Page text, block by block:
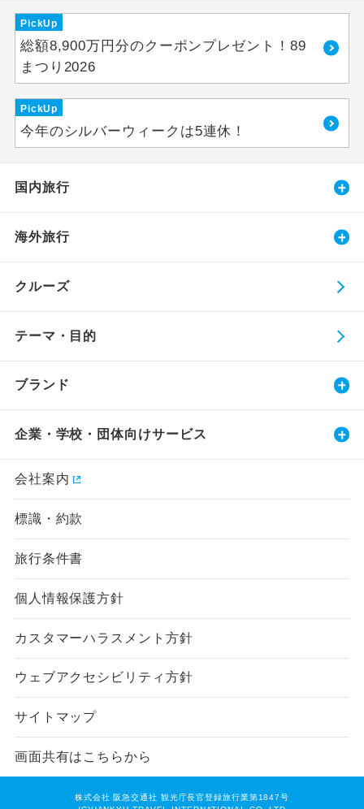
PickUp
総額8,900万円分のクーポンプレゼント！89
まつり2026
PickUp
今年のシルバーウィークは5連休！
国内旅行
海外旅行
クルーズ
テーマ・目的
ブランド
企業・学校・団体向けサービス
会社案内
標識・約款
旅行条件書
個人情報保護方針
カスタマーハラスメント方針
ウェブアクセシビリティ方針
サイトマップ
画面共有はこちらから
株式会社 阪急交通社 観光庁長官登録旅行業第1847号